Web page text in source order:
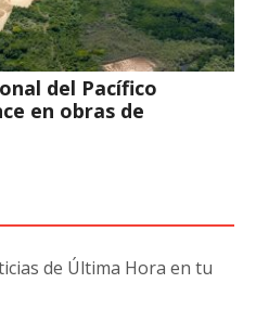
del Pacífico
en obras de
de Última Hora en tu